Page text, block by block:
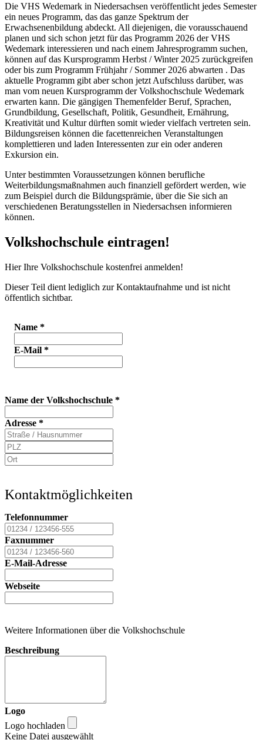
Die VHS Wedemark in Niedersachsen veröffentlicht jedes Semester
ein neues Programm, das das ganze Spektrum der
Erwachsenenbildung abdeckt. All diejenigen, die vorausschauend
planen und sich schon jetzt für das Programm 2026 der VHS
Wedemark interessieren und nach einem Jahresprogramm suchen,
können auf das Kursprogramm Herbst / Winter 2025 zurückgreifen
oder bis zum Programm Frühjahr / Sommer 2026 abwarten . Das
aktuelle Programm gibt aber schon jetzt Aufschluss darüber, was
man vom neuen Kursprogramm der Volkshochschule Wedemark
erwarten kann. Die gängigen Themenfelder Beruf, Sprachen,
Grundbildung, Gesellschaft, Politik, Gesundheit, Ernährung,
Kreativität und Kultur dürften somit wieder vielfach vertreten sein.
Bildungsreisen können die facettenreichen Veranstaltungen
komplettieren und laden Interessenten zur ein oder anderen
Exkursion ein.
Unter bestimmten Voraussetzungen können berufliche
Weiterbildungsmaßnahmen auch finanziell gefördert werden, wie
zum Beispiel durch die Bildungsprämie, über die Sie sich an
verschiedenen Beratungsstellen in Niedersachsen informieren
können.
Volkshochschule eintragen!
Hier Ihre Volkshochschule kostenfrei anmelden!
Dieser Teil dient lediglich zur Kontaktaufnahme und ist nicht
öffentlich sichtbar.
Name *
E-Mail *
Name der Volkshochschule *
Adresse *
Kontaktmöglichkeiten
Telefonnummer
Faxnummer
E-Mail-Adresse
Webseite
Weitere Informationen über die Volkshochschule
Beschreibung
Logo
Logo hochladen
Keine Datei ausgewählt